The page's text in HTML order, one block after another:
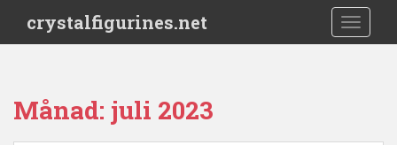
i
crystalfigurines.net
Månad: juli 2023